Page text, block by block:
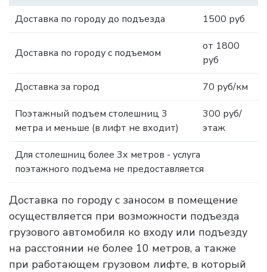
Доставка по городу до подъезда
1500 руб
Доставка по городу с подъемом
от 1800
руб
Доставка за город 70 руб/км
Поэтажный подъем столешниц 3
метра и меньше (в лифт не входит)
300 руб/
этаж
Для столешниц более 3х метров - услуга
поэтажного подъема не предоставляется
Доставка по городу с заносом в помещение
осуществляется при возможности подъезда
грузового автомобиля ко входу или подъезду
на расстоянии не более 10 метров, а также
при работающем грузовом лифте, в который